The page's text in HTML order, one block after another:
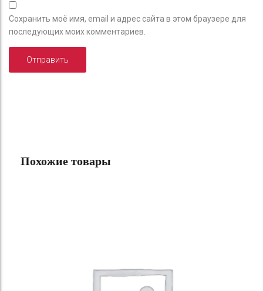
Сохранить моё имя, email и адрес сайта в этом браузере для
последующих моих комментариев.
Похожие товары